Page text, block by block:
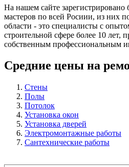
На нашем сайте зарегистрировано
мастеров по всей Росиии, из них
области - это специалисты с
строительной сфере более 10 лет,
собственным профессиональным
Средние цены на
Стены
Полы
Потолок
Установка окон
Установка дверей
Электромонтажные работы
Сантехнические работы